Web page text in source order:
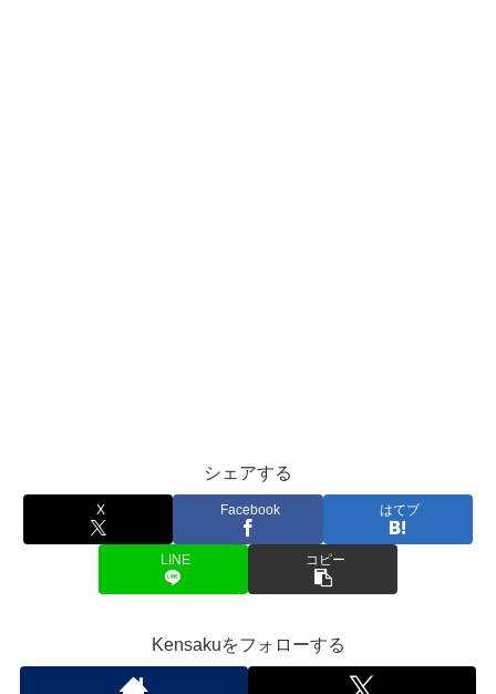
シェアする
X Facebook はてブ
LINE コピー
Kensakuをフォローする